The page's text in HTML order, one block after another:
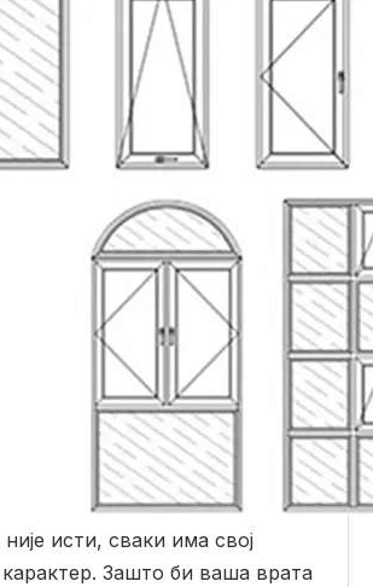
исти, сваки има свој
карактер. Зашто би ваша врата